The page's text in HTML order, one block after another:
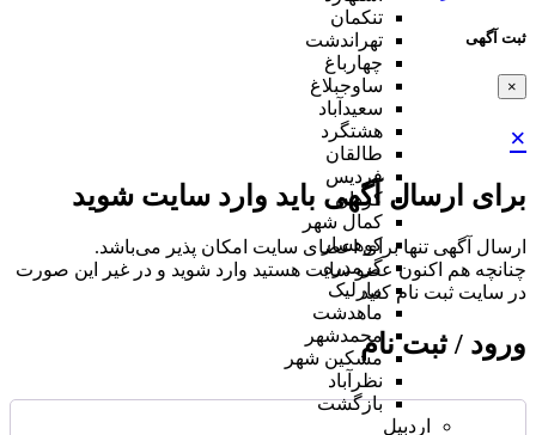
ثبت آگهی
×
×
برای ارسال آگهی باید وارد سایت شوید
ارسال آگهی تنها برای اعضای سایت امکان پذیر می‌باشد.
چنانچه هم‌ اکنون عضو سایت هستید وارد شوید و در غیر این صورت
در سایت ثبت نام کنید
ورود / ثبت نام
تنکمان
تهراندشت
چهارباغ
ساوجبلاغ
سعیدآباد
هشتگرد
طالقان
فردیس
کردان
کمال شهر
کوهسار
گرمدره
مارلیک
ماهدشت
محمدشهر
مشکین شهر
نظرآباد
بازگشت
اردبیل